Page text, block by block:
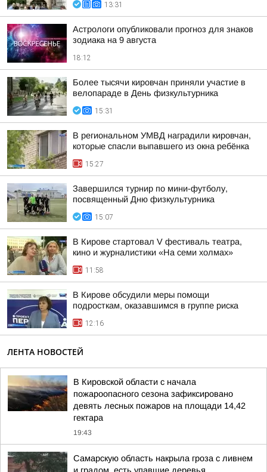
13:31
Астрологи опубликовали прогноз для знаков
зодиака на 9 августа
18:12
Более тысячи кировчан приняли участие в
велопараде в День физкультурника
15:31
В региональном УМВД наградили кировчан,
которые спасли выпавшего из окна ребёнка
15:27
Завершился турнир по мини-футболу,
посвященный Дню физкультурника
15:07
В Кирове стартовал V фестиваль театра,
кино и журналистики «На семи холмах»
11:58
В Кирове обсудили меры помощи
подросткам, оказавшимся в группе риска
12:16
ЛЕНТА НОВОСТЕЙ
В Кировской области с начала
пожароопасного сезона зафиксировано
девять лесных пожаров на площади 14,42
гектара
19:43
Самарскую область накрыла гроза с ливнем